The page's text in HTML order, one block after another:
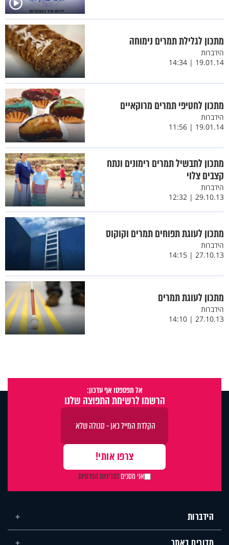
מתכון לגלילת תמרים נימוחה
הידברות
19.01.14 | 14:34
מתכון לחטיפי תמרים מרוקאיים
הידברות
19.01.14 | 11:56
מתכון לתבשיל תמרים רימונים ונתח
קצבים צלוי
הידברות
29.10.13 | 12:32
מתכון לעוגת תפוחים תמרים וקוקוס
הידברות
27.10.13 | 14:15
מתכון לעוגת תמרים
הידברות
27.10.13 | 14:10
אל תפספסו אף עדכון:
הרשמו לרשימת התפוצה שלנו
אני מסכיםלמדיניות הפרטיות
הידברות